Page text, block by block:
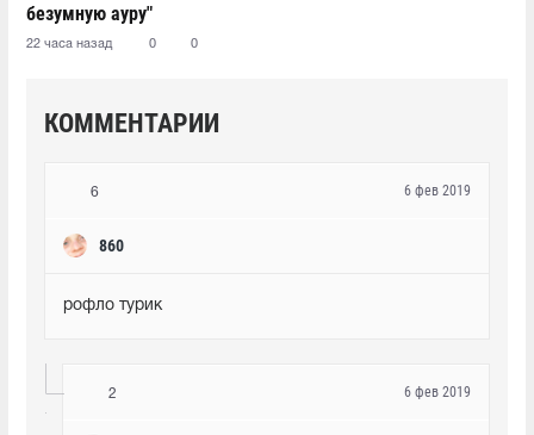
безумную ауру"
22 часа назад 0 0
КОММЕНТАРИИ
6
860
6 фев 2019
рофло турик
2 6 фев 2019